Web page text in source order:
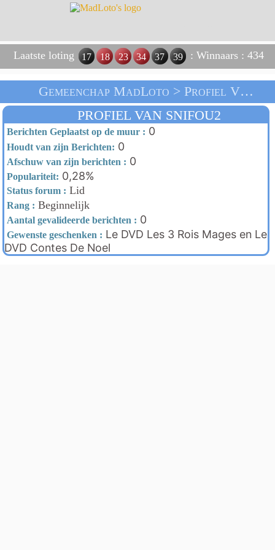
Laatste loting 17 18 23 34 37 39 : Winnaars : 434
Gemeenchap MadLoto > Profiel Van Snifou2 > Thuis
PROFIEL VAN SNIFOU2
Berichten Geplaatst op de muur : 0
Houdt van zijn Berichten: 0
Afschuw van zijn berichten : 0
Populariteit: 0,28%
Status forum : Lid
Rang : Beginnelijk
Aantal gevalideerde berichten : 0
Gewenste geschenken : Le DVD Les 3 Rois Mages en Le
DVD Contes De Noel